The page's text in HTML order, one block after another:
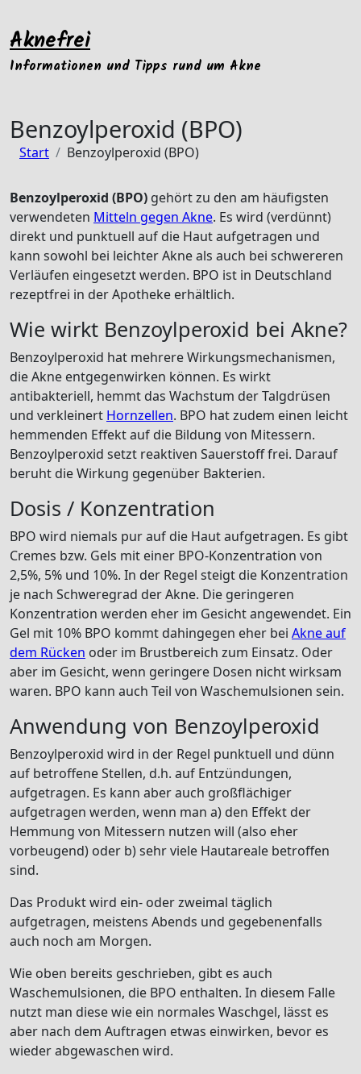
Inhalt
springen
Aknefrei
Informationen und Tipps rund um Akne
Benzoylperoxid (BPO)
Start Benzoylperoxid (BPO)
Benzoylperoxid (BPO) gehört zu den am häufigsten
verwendeten Mitteln gegen Akne. Es wird (verdünnt)
direkt und punktuell auf die Haut aufgetragen und
kann sowohl bei leichter Akne als auch bei schwereren
Verläufen eingesetzt werden. BPO ist in Deutschland
rezeptfrei in der Apotheke erhältlich.
Wie wirkt Benzoylperoxid bei Akne?
Benzoylperoxid hat mehrere Wirkungsmechanismen,
die Akne entgegenwirken können. Es wirkt
antibakteriell, hemmt das Wachstum der Talgdrüsen
und verkleinert Hornzellen. BPO hat zudem einen leicht
hemmenden Effekt auf die Bildung von Mitessern.
Benzoylperoxid setzt reaktiven Sauerstoff frei. Darauf
beruht die Wirkung gegenüber Bakterien.
Dosis / Konzentration
BPO wird niemals pur auf die Haut aufgetragen. Es gibt
Cremes bzw. Gels mit einer BPO-Konzentration von
2,5%, 5% und 10%. In der Regel steigt die Konzentration
je nach Schweregrad der Akne. Die geringeren
Konzentration werden eher im Gesicht angewendet. Ein
Gel mit 10% BPO kommt dahingegen eher bei Akne auf
dem Rücken oder im Brustbereich zum Einsatz. Oder
aber im Gesicht, wenn geringere Dosen nicht wirksam
waren. BPO kann auch Teil von Waschemulsionen sein.
Anwendung von Benzoylperoxid
Benzoylperoxid wird in der Regel punktuell und dünn
auf betroffene Stellen, d.h. auf Entzündungen,
aufgetragen. Es kann aber auch großflächiger
aufgetragen werden, wenn man a) den Effekt der
Hemmung von Mitessern nutzen will (also eher
vorbeugend) oder b) sehr viele Hautareale betroffen
sind.
Das Produkt wird ein- oder zweimal täglich
aufgetragen, meistens Abends und gegebenenfalls
auch noch am Morgen.
Wie oben bereits geschrieben, gibt es auch
Waschemulsionen, die BPO enthalten. In diesem Falle
nutzt man diese wie ein normales Waschgel, lässt es
aber nach dem Auftragen etwas einwirken, bevor es
wieder abgewaschen wird.